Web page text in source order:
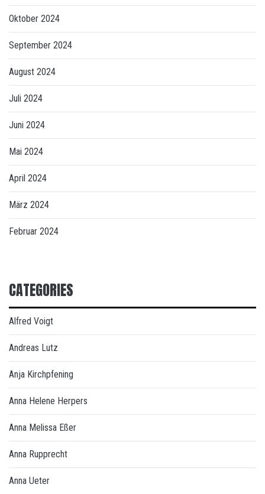
Oktober 2024
September 2024
August 2024
Juli 2024
Juni 2024
Mai 2024
April 2024
März 2024
Februar 2024
CATEGORIES
Alfred Voigt
Andreas Lutz
Anja Kirchpfening
Anna Helene Herpers
Anna Melissa Eßer
Anna Rupprecht
Anna Ueter